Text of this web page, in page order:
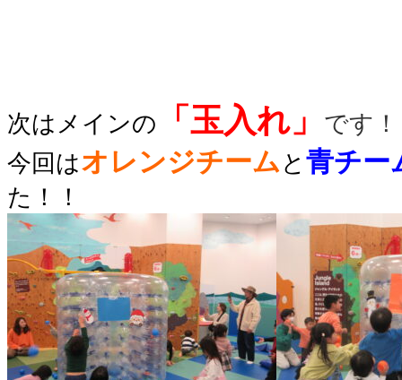
次はメインの 「玉入れ」
です
今回はオレンジチームと 青チー
た！！